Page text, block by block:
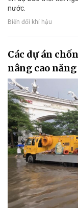
nước.
Biến đổi khí hậu
Các dự án
nâng cao